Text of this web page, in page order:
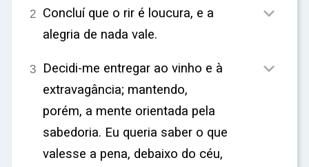
2 Concluí que o rir é loucura, e a
alegria de nada vale.

3 Decidi-me entregar ao vinho e à
extravagância; mantendo,
porém, a mente orientada pela
sabedoria. Eu queria saber o que
valesse a pena, debaixo do céu,
